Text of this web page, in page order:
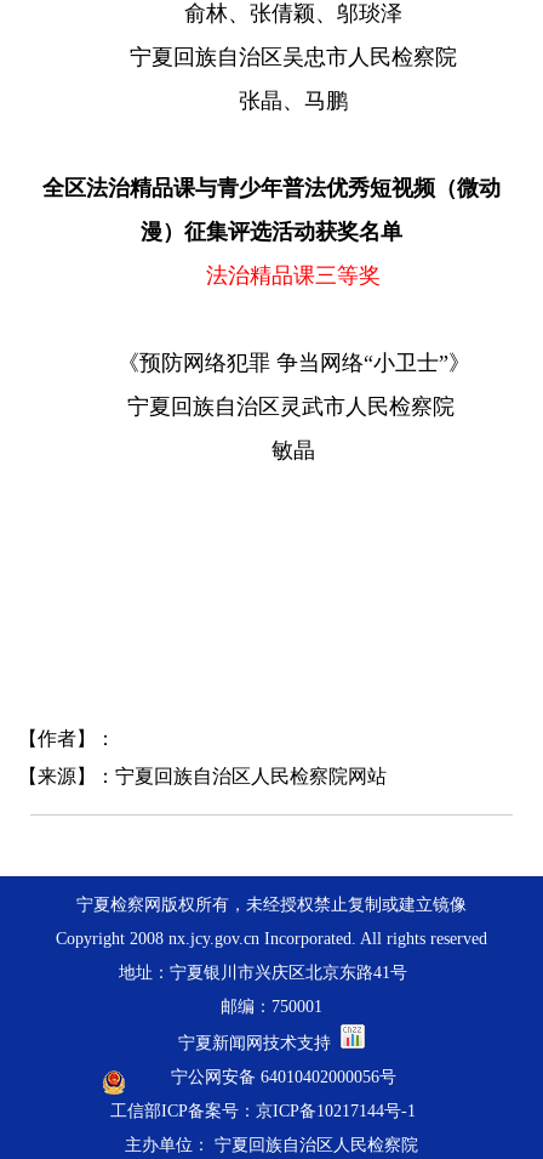
俞林、张倩颖、邬琰泽
宁夏回族自治区吴忠市人民检察院
张晶、马鹏
全区法治精品课与青少年普法优秀短视频（微动
漫）征集评选活动获奖名单
法治精品课三等奖
《预防网络犯罪 争当网络“小卫士”》
宁夏回族自治区灵武市人民检察院
敏晶
【作者】：
【来源】：宁夏回族自治区人民检察院网站
宁夏检察网版权所有，未经授权禁止复制或建立镜像
Copyright 2008 nx.jcy.gov.cn Incorporated. All rights reserved
地址：宁夏银川市兴庆区北京东路41号
邮编：750001
宁夏新闻网技术支持
宁公网安备 64010402000056号
工信部ICP备案号：京ICP备10217144号-1
主办单位： 宁夏回族自治区人民检察院